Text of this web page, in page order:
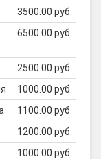
3500.00 руб.
6500.00 руб.
2500.00 руб.
1000.00 руб.
1100.00 руб.
1200.00 руб.
1000.00 руб.